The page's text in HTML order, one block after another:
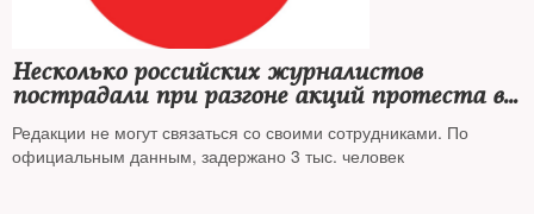
Несколько российских журналистов
пострадали при разгоне акций протеста в
Белоруссии
Редакции не могут связаться со своими сотрудниками. По
официальным данным, задержано 3 тыс. человек